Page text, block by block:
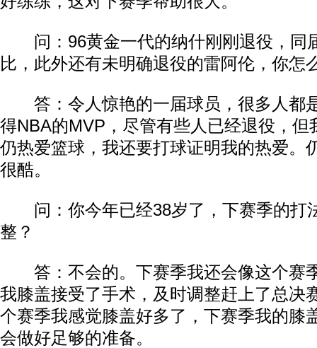
问：96黄金一代的纳什刚刚退役，同
比，此外还有未明确退役的雷阿伦，你怎
答：令人惊艳的一届球员，很多人都
得NBA的MVP，尽管有些人已经退役，但
仍热爱篮球，我还要打球证明我的热爱。
很酷。
问：你今年已经38岁了，下赛季的打
整？
答：不会的。下赛季我还会像这个赛
我膝盖接受了手术，及时调整赶上了总决
个赛季我感觉膝盖好多了，下赛季我的膝
会做好足够的准备。